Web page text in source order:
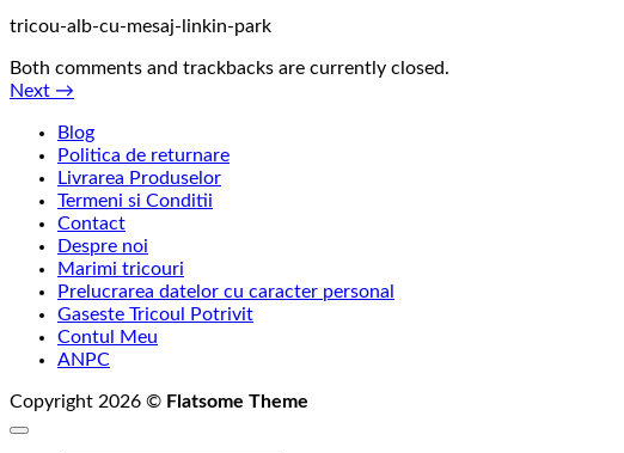
tricou-alb-cu-mesaj-linkin-park
Both comments and trackbacks are currently closed.
Next →
Blog
Politica de returnare
Livrarea Produselor
Termeni si Conditii
Contact
Despre noi
Marimi tricouri
Prelucrarea datelor cu caracter personal
Gaseste Tricoul Potrivit
Contul Meu
ANPC
Copyright 2026 © Flatsome Theme